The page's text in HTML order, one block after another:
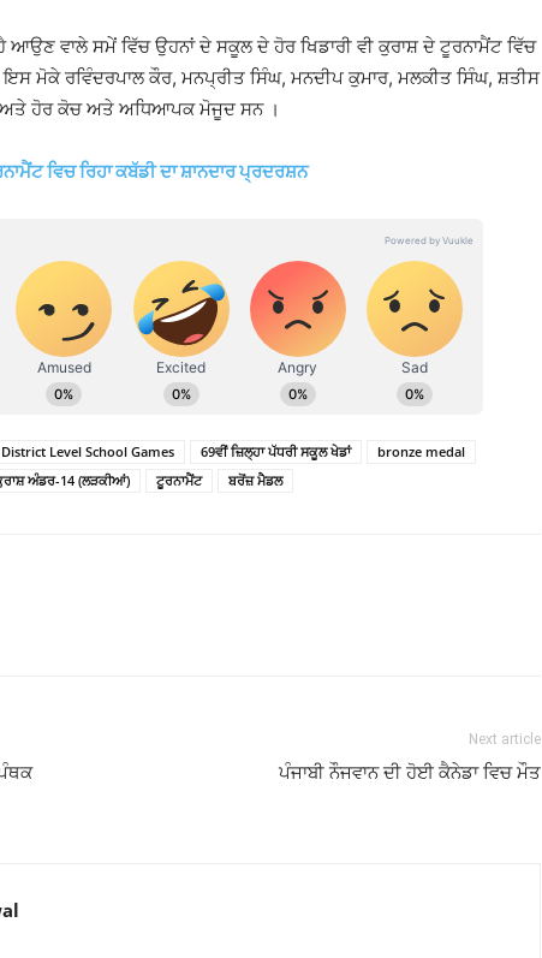
ਆਉਣ ਵਾਲੇ ਸਮੇਂ ਵਿੱਚ ਉਹਨਾਂ ਦੇ ਸਕੂਲ ਦੇ ਹੋਰ ਖਿਡਾਰੀ ਵੀ ਕੁਰਾਸ਼ ਦੇ ਟੂਰਨਾਮੈਂਟ ਵਿੱਚ
ਮੋਕੇ ਰਵਿੰਦਰਪਾਲ ਕੌਰ, ਮਨਪ੍ਰੀਤ ਸਿੰਘ, ਮਨਦੀਪ ਕੁਮਾਰ, ਮਲਕੀਤ ਸਿੰਘ, ਸ਼ਤੀਸ
ਅਤੇ ਹੋਰ ਕੋਚ ਅਤੇ ਅਧਿਆਪਕ ਮੋਜੂਦ ਸਨ ।
ਵਿਚ ਰਿਹਾ ਕਬੱਡੀ ਦਾ ਸ਼ਾਨਦਾਰ ਪ੍ਰਦਰਸ਼ਨ
Level School Games 69ਵੀਂ ਜ਼ਿਲ੍ਹਾ ਪੱਧਰੀ ਸਕੂਲ ਖੇਡਾਂ
bronze medal
ਅੰਡਰ-14 (ਲੜਕੀਆਂ) ਟੂਰਨਾਮੈਂਟ ਬਰੋਂਜ਼ ਮੈਡਲ
Next article
ਪੰਜਾਬੀ ਨੌਜਵਾਨ ਦੀ ਹੋਈ ਕੈਨੇਡਾ ਵਿਚ ਮੌਤ